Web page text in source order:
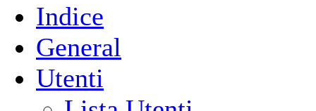
Indice
General
Utenti